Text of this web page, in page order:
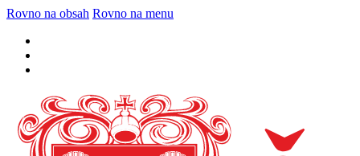
Rovno na obsah Rovno na menu